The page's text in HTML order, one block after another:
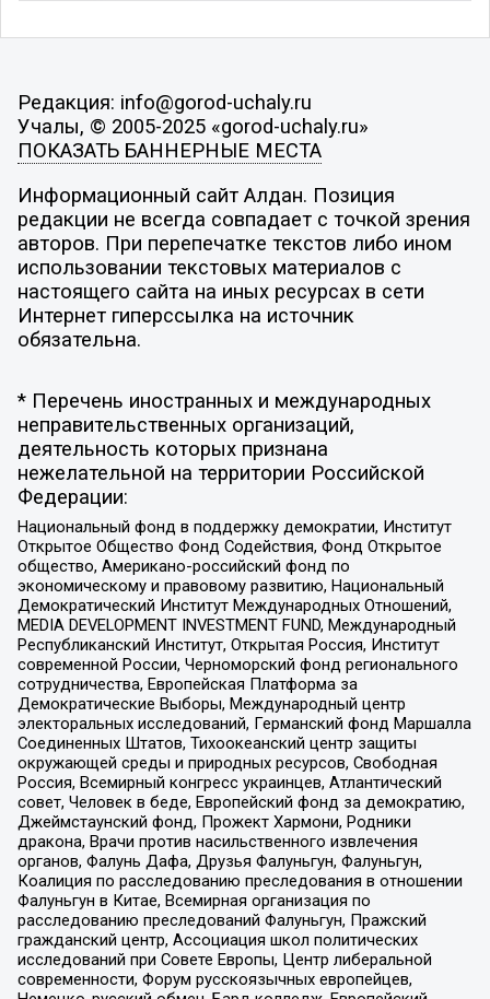
Редакция: info@gorod-uchaly.ru
Учалы, © 2005-2025 «gorod-uchaly.ru»
ПОКАЗАТЬ БАННЕРНЫЕ МЕСТА
Информационный сайт Алдан. Позиция
редакции не всегда совпадает с точкой зрения
авторов. При перепечатке текстов либо ином
использовании текстовых материалов с
настоящего сайта на иных ресурсах в сети
Интернет гиперссылка на источник
обязательна.
* Перечень иностранных и международных
неправительственных организаций,
деятельность которых признана
нежелательной на территории Российской
Федерации:
Национальный фонд в поддержку демократии, Институт
Открытое Общество Фонд Содействия, Фонд Открытое
общество, Американо-российский фонд по
экономическому и правовому развитию, Национальный
Демократический Институт Международных Отношений,
MEDIA DEVELOPMENT INVESTMENT FUND, Международный
Республиканский Институт, Открытая Россия, Институт
современной России, Черноморский фонд регионального
сотрудничества, Европейская Платформа за
Демократические Выборы, Международный центр
электоральных исследований, Германский фонд Маршалла
Соединенных Штатов, Тихоокеанский центр защиты
окружающей среды и природных ресурсов, Свободная
Россия, Всемирный конгресс украинцев, Атлантический
совет, Человек в беде, Европейский фонд за демократию,
Джеймстаунский фонд, Прожект Хармони, Родники
дракона, Врачи против насильственного извлечения
органов, Фалунь Дафа, Друзья Фалуньгун, Фалуньгун,
Коалиция по расследованию преследования в отношении
Фалуньгун в Китае, Всемирная организация по
расследованию преследований Фалуньгун, Пражский
гражданский центр, Ассоциация школ политических
исследований при Совете Европы, Центр либеральной
современности, Форум русскоязычных европейцев,